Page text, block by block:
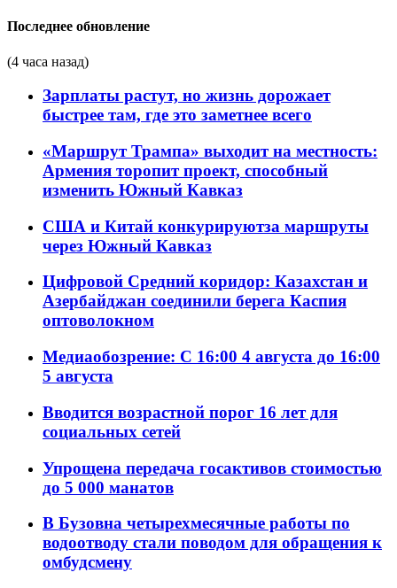
Последнее обновление
(4 часа назад)
Зарплаты растут, но жизнь дорожает
быстрее там, где это заметнее всего
«Маршрут Трампа» выходит на местность:
Армения торопит проект, способный
изменить Южный Кавказ
США и Китай конкурируютза маршруты
через Южный Кавказ
Цифровой Средний коридор: Казахстан и
Азербайджан соединили берега Каспия
оптоволокном
Медиаобозрение: С 16:00 4 августа до 16:00
5 августа
Вводится возрастной порог 16 лет для
социальных сетей
Упрощена передача госактивов стоимостью
до 5 000 манатов
В Бузовна четырехмесячные работы по
водоотводу стали поводом для обращения к
омбудсмену